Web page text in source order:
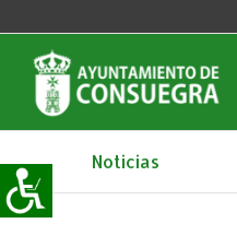
Noticias